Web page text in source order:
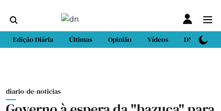
Edição Diária Últimas Opinião Vídeos DN Sport
diario-de-noticias